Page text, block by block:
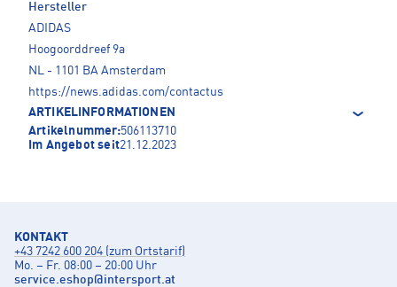
Hersteller
ADIDAS
Hoogoorddreef 9a
NL - 1101 BA Amsterdam
https://news.adidas.com/contactus
ARTIKELINFORMATIONEN
Artikelnummer:506113710
Im Angebot seit21.12.2023
KONTAKT
+43 7242 600 204 (zum Ortstarif)
Mo. – Fr. 08:00 – 20:00 Uhr
service.eshop@intersport.at